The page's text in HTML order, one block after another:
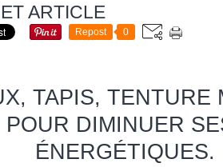
ARTICLE
Repost 0
TAPIS, TENTURE
POUR DIMINUER
ÉNERGÉTIQUES.